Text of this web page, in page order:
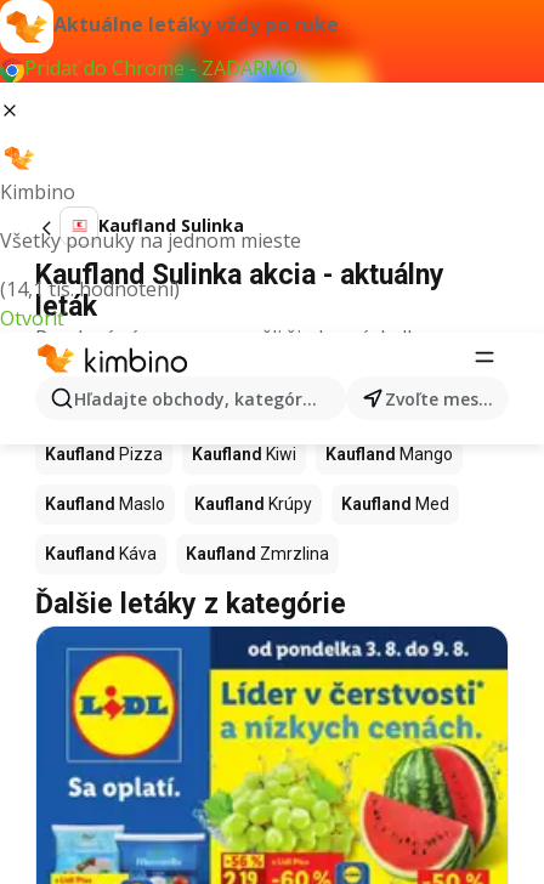
Aktuálne letáky vždy po ruke
Pridať do Chrome - ZADARMO
Kimbino
Všetky ponuky na jednom mieste
(14,1 tis. hodnotení)
Otvoriť
Hľadajte obchody, kategórie, produkty... Zvoľte mesto
Kaufland Sulinka
Kaufland Sulinka akcia - aktuálny
leták
Pre daný výraz sme nenašli žiadne výsledky.
Ďalšie produkty v obchodoch
Kaufland
Kaufland Pizza Kaufland Kiwi Kaufland Mango
Kaufland Maslo Kaufland Krúpy Kaufland Med
Kaufland Káva Kaufland Zmrzlina
Ďalšie letáky z kategórie